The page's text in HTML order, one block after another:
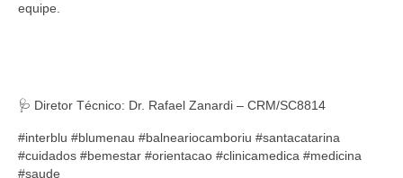
equipe.
🩺 Diretor Técnico: Dr. Rafael Zanardi – CRM/SC8814
#interblu #blumenau #balneariocamboriu #santacatarina
#cuidados #bemestar #orientacao #clinicamedica #medicina
#saude⠀